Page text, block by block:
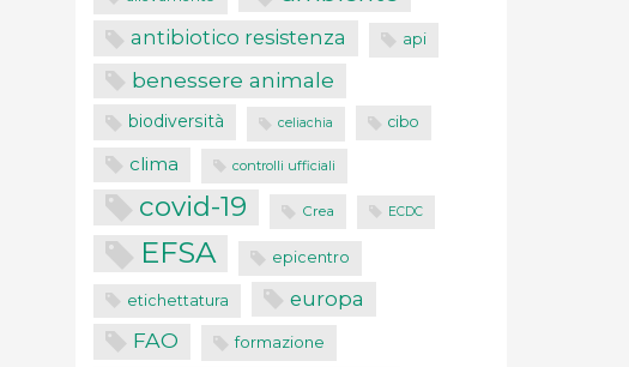
antibiotico resistenza api
benessere animale
biodiversità celiachia cibo
clima controlli ufficiali
covid-19 Crea ECDC
EFSA epicentro
etichettatura europa
FAO formazione